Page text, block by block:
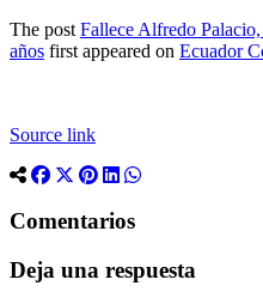
The post Fallece Alfredo
años first appeared on Ecuador
Source link
Comentarios
Deja una respuesta